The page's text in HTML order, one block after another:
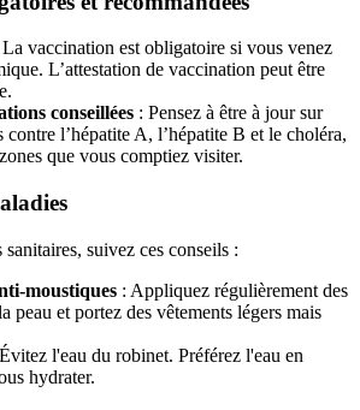
La vaccination est obligatoire si vous venez
L’attestation de vaccination peut être
conseillées : Pensez à être à jour sur
contre l’hépatite A, l’hépatite B et le choléra,
que vous comptiez visiter.
suivez ces conseils :
moustiques : Appliquez régulièrement des
peau et portez des vêtements légers mais
l'eau du robinet. Préférez l'eau en
hydrater.